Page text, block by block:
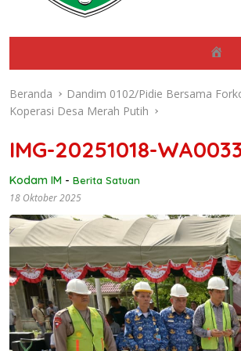
e
a
Beranda
Dandim 0102/Pidie Bersama
Koperasi Desa Merah Putih
IMG-20251018-
Kodam IM - Berita Satuan
18 Oktober 2025